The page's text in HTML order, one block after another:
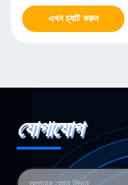
এখন চ্যাট করুন
যোগাযোগ